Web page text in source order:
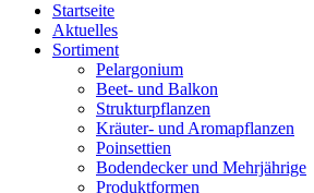
Startseite
Aktuelles
Sortiment
Pelargonium
Beet- und Balkon
Strukturpflanzen
Kräuter- und Aromapflanzen
Poinsettien
Bodendecker und Mehrjährige
Produktformen